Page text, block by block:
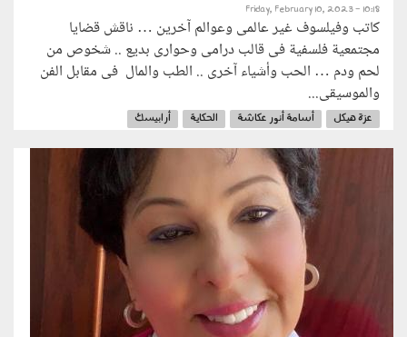
Friday, February 10, 2023 - 10:18
كاتب وفيلسوف غير عالمى وعوالم آخرين … ناقش قضايا
مجتمعية فلسفية فى قالب درامى وحوارى بديع .. شخوص من
لحم ودم … الحب وأشياء آخرى .. الطب والمال فى مقابل الفن
والموسيقى...
عزة هيكل أسامة أنور عكاشة الحكاية
أرابيسك